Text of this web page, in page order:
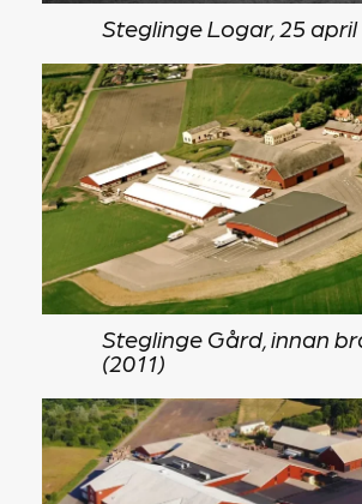
Steglinge Logar, 25 april
Steglinge Gård, innan
(2011)